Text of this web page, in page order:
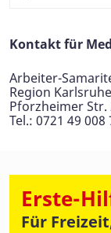
Kontakt für
Arbeiter-
Region
Pforzheimer
Tel.: 0721 49
Erste-
Für